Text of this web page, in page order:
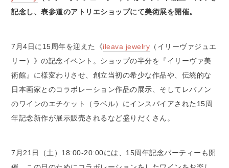
記念し、表参道のアトリエショップにて美術展を開催。
7月4日に15周年を迎えた《ileava jewelry （イリーヴァジュエ
リー）》の記念イベント。ショップの半分を『イリーヴァ美
術館』に様変わりさせ、創立当初の希少な作品や、伝統的な
日本画家とのコラボレーション作品の展示、そしてレバノン
のワインのエチケット（ラベル）にインスパイアされた15周
年記念新作が展示販売されるなど盛りだくさん。
7月21日（土）18:00-20:00には、15周年記念パーティーも開